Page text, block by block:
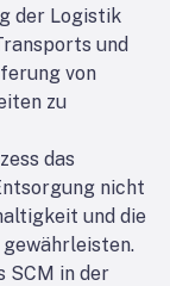
der Logistik
und
von
zu
das
nicht
und die
SCM in der